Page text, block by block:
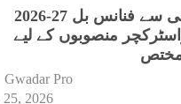
قومی اسمبلی سے فنانس بل 27-2026
منصوبوں کے لیے
مختص
Gwadar Pro
25, 2026